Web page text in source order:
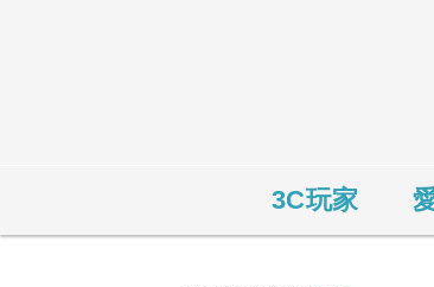
3C玩家